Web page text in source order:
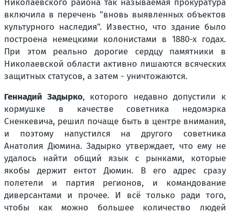
Николаевского района так называемая прокуратура
включила в перечень "вновь выявленных объектов
культурного наследия". Известно, что здание было
построена немецкими колонистами в 1880-х годах.
При этом реально дорогие сердцу памятники в
Николаевской области активно лишаются всяческих
защитных статусов, а затем - уничтожаются.
Геннадий Задырко, которого недавно допустили к
кормушке в качестве советника недомэрка
Сненкевича, решил почаще быть в центре внимания,
и поэтому напустился на другого советника
Анатолия Дюмина. Задырко утверждает, что ему не
удалось найти общий язык с рынками, которые
якобы держит ентот Дюмин. В его адрес сразу
полетели и партия регионов, и командование
диверсантами и прочее. И всё только ради того,
чтобы как можно большее количество людей